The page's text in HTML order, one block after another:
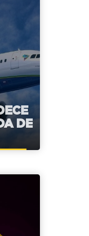
DE